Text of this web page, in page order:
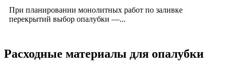
При планировании монолитных работ по заливке
перекрытий выбор опалубки —...
Расходные материалы для опалубки